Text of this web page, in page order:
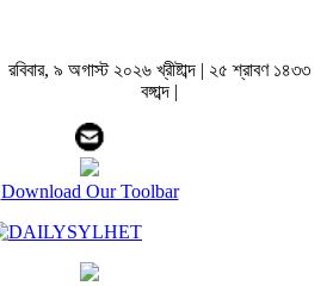
রবিবার, ৯ অগাস্ট ২০২৬ খ্রীষ্টাব্দ | ২৫ শ্রাবণ ১৪৩৩
বঙ্গাব্দ |
Download Our Toolbar